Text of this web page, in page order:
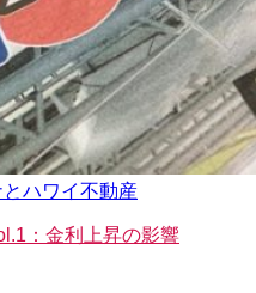
ハワイ不動産
：金利上昇の影響